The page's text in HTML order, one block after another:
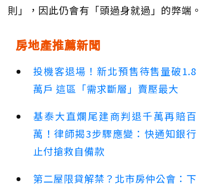
則」，因此仍會有「頭過身就過」的弊端。
房地產推薦新聞
投機客退場！新北預售待售量破1.8
萬戶 這區「需求斷層」賣壓最大
基泰大直爛尾建商判退千萬再賠百
萬！律師揭3步驟應變：快通知銀行
止付搶救自備款
第二屋限貸解禁？北市房仲公會：下